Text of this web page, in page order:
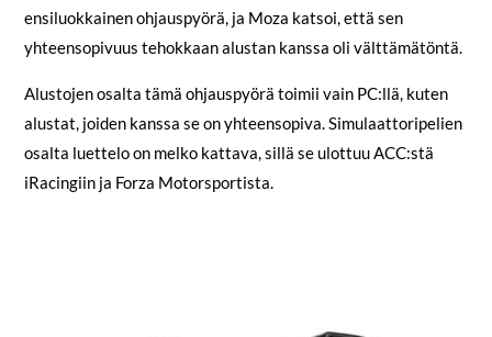
ensiluokkainen ohjauspyörä, ja Moza katsoi, että sen
yhteensopivuus tehokkaan alustan kanssa oli välttämätöntä.
Alustojen osalta tämä ohjauspyörä toimii vain PC:llä, kuten
alustat, joiden kanssa se on yhteensopiva. Simulaattoripelien
osalta luettelo on melko kattava, sillä se ulottuu ACC:stä
iRacingiin ja Forza Motorsportista.